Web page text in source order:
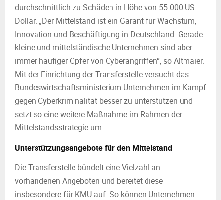
durchschnittlich zu Schäden in Höhe von 55.000 US-
Dollar. „Der Mittelstand ist ein Garant für Wachstum,
Innovation und Beschäftigung in Deutschland. Gerade
kleine und mittelständische Unternehmen sind aber
immer häufiger Opfer von Cyberangriffen“, so Altmaier.
Mit der Einrichtung der Transferstelle versucht das
Bundeswirtschaftsministerium Unternehmen im Kampf
gegen Cyberkriminalität besser zu unterstützen und
setzt so eine weitere Maßnahme im Rahmen der
Mittelstandsstrategie um.
Unterstützungsangebote für den Mittelstand
Die Transferstelle bündelt eine Vielzahl an
vorhandenen Angeboten und bereitet diese
insbesondere für KMU auf. So können Unternehmen